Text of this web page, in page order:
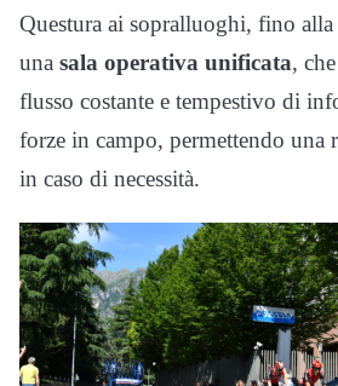
Questura ai sopralluoghi, fino alla
una sala operativa unificata,
flusso costante e tempestivo di
forze in campo, permettendo una
in caso di necessità.